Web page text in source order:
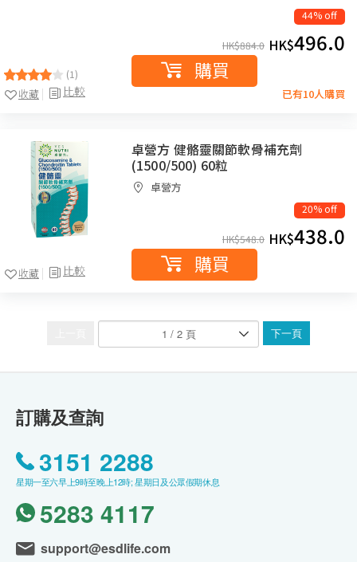
(1)
比較
收藏
44% off
HK$884.0 HK$496.0
購買
已有10人購買
比較
收藏
卓營方 健骼靈關節軟骨補充劑
(1500/500) 60粒
卓營方
20% off
HK$548.0 HK$438.0
購買
下一頁
訂購及查詢
3151 2288
星期一至六早上9時至晚上12時; 星期日及公眾假期休息
5283 4117
support@esdlife.com